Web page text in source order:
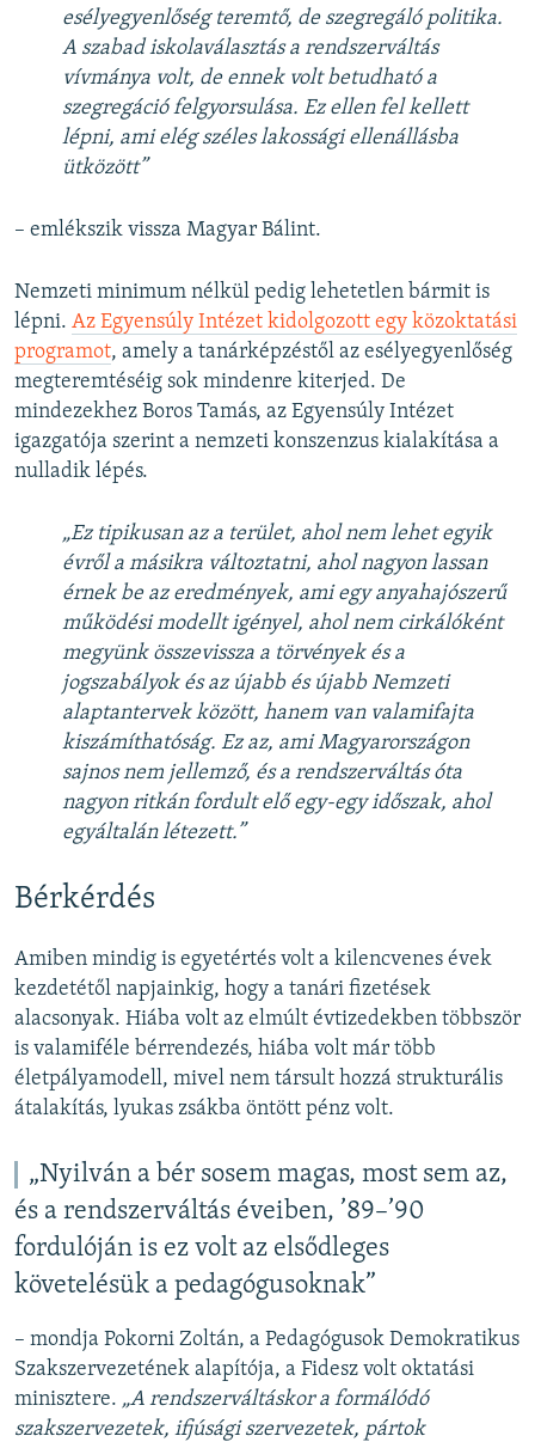
esélyegyenlőség teremtő, de szegregáló politika.
A szabad iskolaválasztás a rendszerváltás
vívmánya volt, de ennek volt betudható a
szegregáció felgyorsulása. Ez ellen fel kellett
lépni, ami elég széles lakossági ellenállásba
ütközött”
– emlékszik vissza Magyar Bálint.
Nemzeti minimum nélkül pedig lehetetlen bármit is
lépni. Az Egyensúly Intézet kidolgozott egy közoktatási
programot, amely a tanárképzéstől az esélyegyenlőség
megteremtéséig sok mindenre kiterjed. De
mindezekhez Boros Tamás, az Egyensúly Intézet
igazgatója szerint a nemzeti konszenzus kialakítása a
nulladik lépés.
„Ez tipikusan az a terület, ahol nem lehet egyik
évről a másikra változtatni, ahol nagyon lassan
érnek be az eredmények, ami egy anyahajószerű
működési modellt igényel, ahol nem cirkálóként
megyünk összevissza a törvények és a
jogszabályok és az újabb és újabb Nemzeti
alaptantervek között, hanem van valamifajta
kiszámíthatóság. Ez az, ami Magyarországon
sajnos nem jellemző, és a rendszerváltás óta
nagyon ritkán fordult elő egy-egy időszak, ahol
egyáltalán létezett.”
Bérkérdés
Amiben mindig is egyetértés volt a kilencvenes évek
kezdetétől napjainkig, hogy a tanári fizetések
alacsonyak. Hiába volt az elmúlt évtizedekben többször
is valamiféle bérrendezés, hiába volt már több
életpályamodell, mivel nem társult hozzá strukturális
átalakítás, lyukas zsákba öntött pénz volt.
„Nyilván a bér sosem magas, most sem az,
és a rendszerváltás éveiben, ’89–’90
fordulóján is ez volt az elsődleges
követelésük a pedagógusoknak”
– mondja Pokorni Zoltán, a Pedagógusok Demokratikus
Szakszervezetének alapítója, a Fidesz volt oktatási
minisztere. „A rendszerváltáskor a formálódó
szakszervezetek, ifjúsági szervezetek, pártok